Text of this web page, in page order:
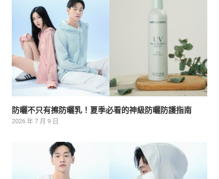
防曬不只有擦防曬乳！夏季必看的神級防曬防護指南
2026 年 7 月 9 日